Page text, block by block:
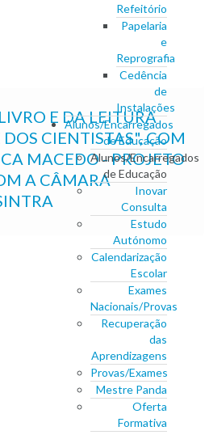
Refeitório
Papelaria
e
Reprografia
Cedência
de
Instalações
Alunos/Encarregados
de Educação
Alunos/Encarregados
de Educação
Inovar
Consulta
Estudo
Autónomo
Calendarização
Escolar
Exames
Nacionais/Provas
Recuperação
das
Aprendizagens
Provas/Exames
Mestre Panda
Oferta
Formativa
E DA LEITURA
CIENTISTAS", COM
MACEDO - PROJETO
A CÂMARA